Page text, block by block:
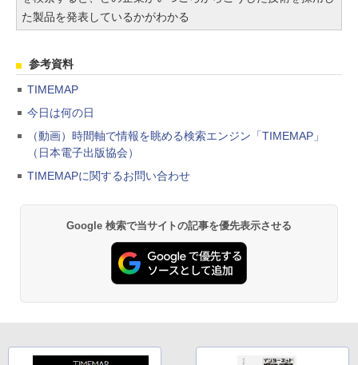
た製品を発表しているかがわかる
参考資料
TIMEMAP
今日は何の日
（動画）時間軸で情報を眺める検索エンジン「TIMEMAP」
（日本電子出版協会）
TIMEMAPに関するお問い合わせ
Google 検索で当サイトの記事を優先表示させる